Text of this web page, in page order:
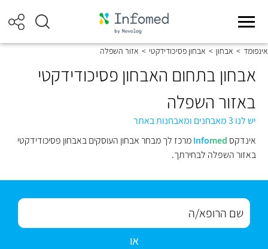
אינפומד > אבחון > אבחון פסיכודידקטי > אזור השפלה
אבחון בתחום האבחון פסיכודידקטי
באזור השפלה
יש לנו 3 מאבחנים ומאבחנות באתר
אינדקס
Infomed
מרכז לך מבחר אבחון העוסקים באבחון פסיכודידקטי
באזור השפלה לבחירתך.
או